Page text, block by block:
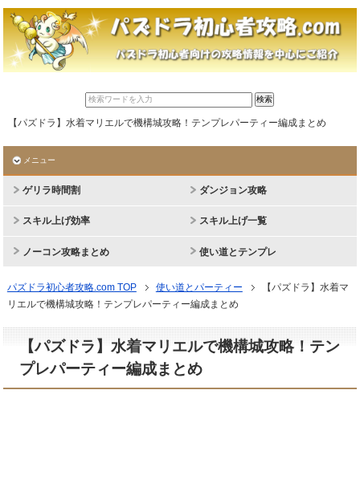
【パズドラ】水着マリエルで機構城攻略！テンプレパーティー編成まとめ
メニュー
ゲリラ時間割 ダンジョン攻略
スキル上げ効率 スキル上げ一覧
ノーコン攻略まとめ 使い道とテンプレ
パズドラ初心者攻略.com TOP 使い道とパーティー
【パズドラ】水着マ
リエルで機構城攻略！テンプレパーティー編成まとめ
【パズドラ】水着マリエルで機構城攻略！テン
プレパーティー編成まとめ